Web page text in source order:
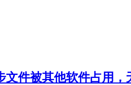
文件被其他软件占用